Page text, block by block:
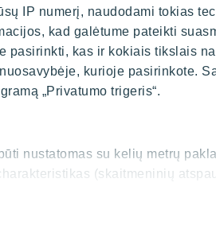
IP numerį, naudodami tokias
kad galėtume pateikti
pasirinkti, kas ir kokiais tikslais
kurioje pasirinkote.
„Privatumo trigeris“.
nustatomas su kelių metrų
(skaitmeninių